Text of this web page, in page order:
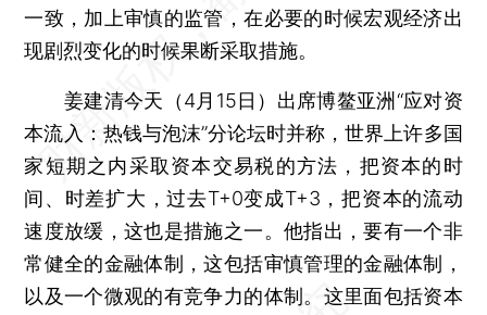
一致，加上审慎的监管，在必要的时候宏观经济出
现剧烈变化的时候果断采取措施。
姜建清今天（4月15日）出席博鳌亚洲“应对资
本流入：热钱与泡沫”分论坛时并称，世界上许多国
家短期之内采取资本交易税的方法，把资本的时
间、时差扩大，过去T+0变成T+3，把资本的流动
速度放缓，这也是措施之一。他指出，要有一个非
常健全的金融体制，这包括审慎管理的金融体制，
以及一个微观的有竞争力的体制。这里面包括资本